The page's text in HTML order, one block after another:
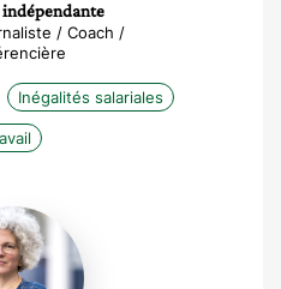
/ Coach /
Inégalités salariales
Anne
Brunner